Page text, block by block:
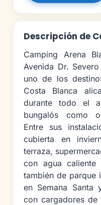
Descripción de
Camping Arena
Avenida Dr.
uno de los
Costa Blanca
durante todo el
bungalós como
Entre sus
cubierta en
terraza,
con agua
también de parque
en Semana Santa
con cargadores de